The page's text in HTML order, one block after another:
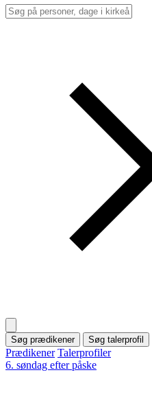
Søg prædikener Søg talerprofil
Prædikener Talerprofiler
6. søndag efter påske